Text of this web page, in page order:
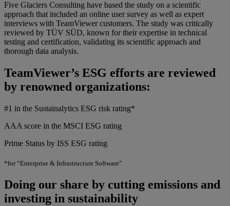
Five Glaciers Consulting have based the study on a scientific
approach that included an online user survey as well as expert
interviews with TeamViewer customers. The study was critically
reviewed by TÜV SÜD, known for their expertise in technical
testing and certification, validating its scientific approach and
thorough data analysis.​
TeamViewer’s ESG efforts are reviewed
by renowned organizations:
#1 in the Sustainalytics ESG risk rating*
AAA score in the MSCI ESG rating
Prime Status by ISS ESG rating
*for “Enterprise & Infrastructure Software”
Doing our share by cutting emissions and
investing in sustainability